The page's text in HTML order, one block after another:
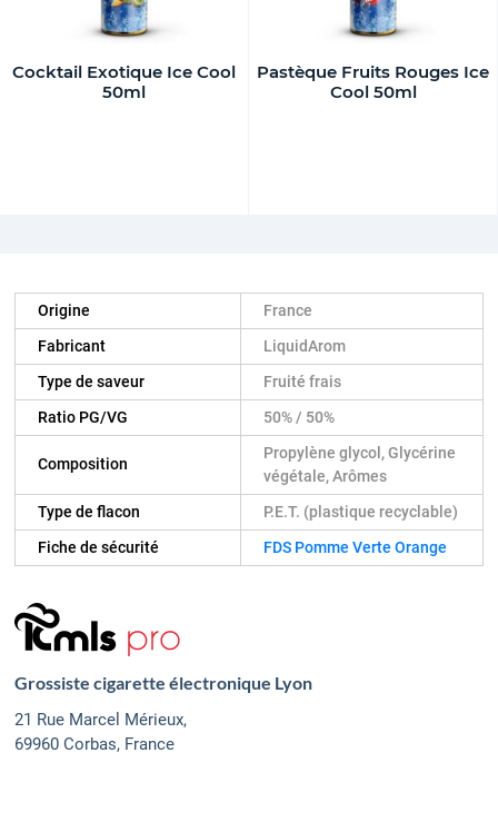
Cocktail Exotique Ice Cool
50ml
Pastèque Fruits Rouges Ice
Cool 50ml
Origine
France
Fabricant
LiquidArom
Type de saveur
Fruité frais
Ratio PG/VG
50% / 50%
Composition
Propylène glycol, Glycérine
végétale, Arômes
Type de flacon
P.E.T. (plastique recyclable)
Fiche de sécurité
FDS Pomme Verte Orange
Grossiste cigarette électronique Lyon
21 Rue Marcel Mérieux,
69960 Corbas, France